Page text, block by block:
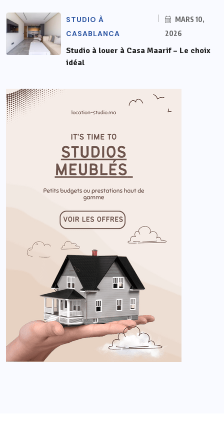
STUDIO À
CASABLANCA
MARS 10,
2026
Studio à louer à Casa Maarif – Le choix
idéal